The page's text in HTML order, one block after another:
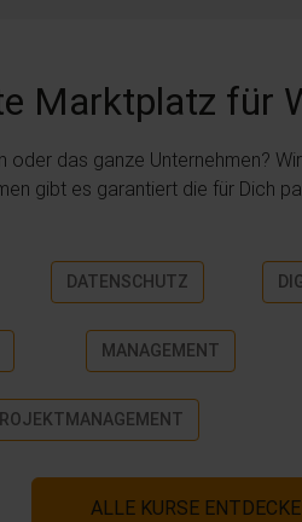
Marktplatz für
das ganze Unternehmen?
gibt es garantiert die für Dich
DATENSCHUTZ
MANAGEMENT
ALLE KURSE